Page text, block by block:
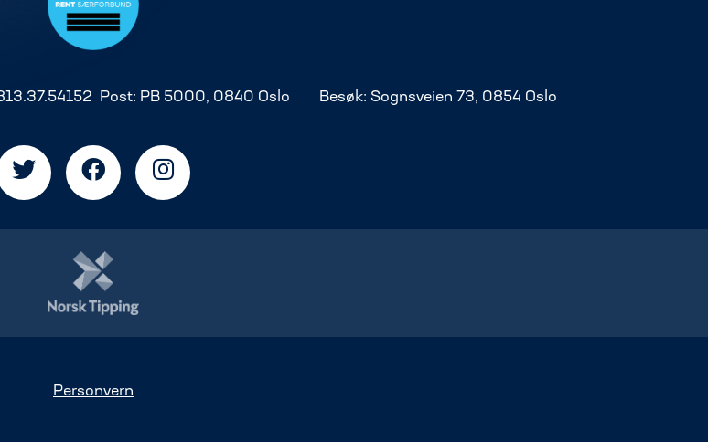
Post: PB 5000, 0840 Oslo Besøk: Sognsveien 73, 0854 Oslo
Personvern